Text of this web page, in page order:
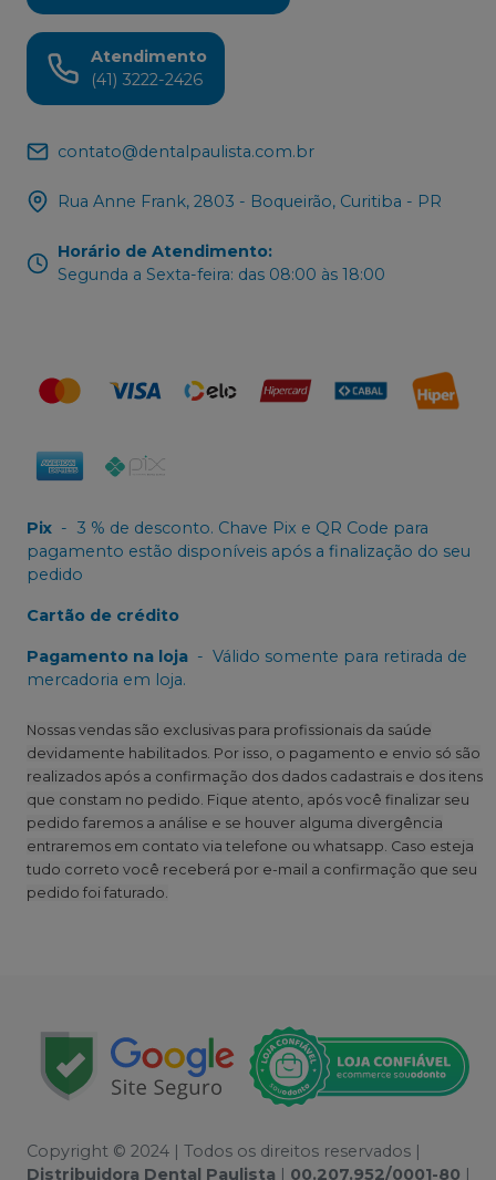
Atendimento
(41) 3222-2426
contato@dentalpaulista.com.br
Rua Anne Frank, 2803 - Boqueirão, Curitiba - PR
Horário de Atendimento:
Segunda a Sexta-feira: das 08:00 às 18:00
Pix - 3 % de desconto. Chave Pix e QR Code para
pagamento estão disponíveis após a finalização do seu
pedido
Cartão de crédito
Pagamento na loja - Válido somente para retirada de
mercadoria em loja.
Nossas vendas são exclusivas para profissionais da saúde
devidamente habilitados. Por isso, o pagamento e envio só são
realizados após a confirmação dos dados cadastrais e dos itens
que constam no pedido. Fique atento, após você finalizar seu
pedido faremos a análise e se houver alguma divergência
entraremos em contato via telefone ou whatsapp. Caso esteja
tudo correto você receberá por e-mail a confirmação que seu
pedido foi faturado.
Copyright © 2024 | Todos os direitos reservados |
Distribuidora Dental Paulista | 00.207.952/0001-80 |